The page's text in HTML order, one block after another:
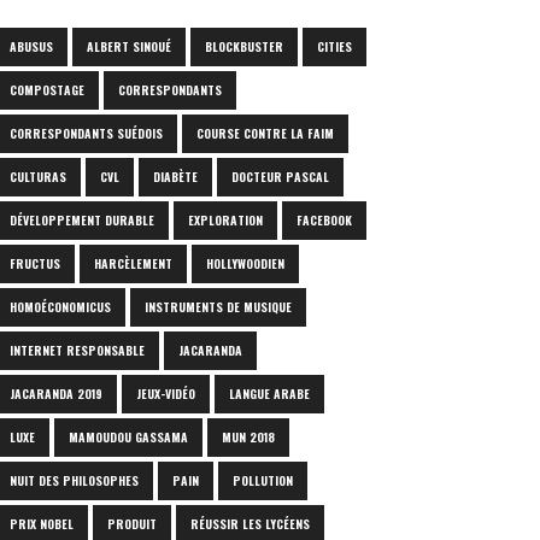
ABUSUS ALBERT SINOUÉ BLOCKBUSTER CITIES
COMPOSTAGE CORRESPONDANTS
CORRESPONDANTS SUÉDOIS COURSE CONTRE LA FAIM
CULTURAS CVL DIABÈTE DOCTEUR PASCAL
DÉVELOPPEMENT DURABLE EXPLORATION FACEBOOK
FRUCTUS HARCÈLEMENT HOLLYWOODIEN
HOMOÉCONOMICUS INSTRUMENTS DE MUSIQUE
INTERNET RESPONSABLE JACARANDA
JACARANDA 2019 JEUX-VIDÉO LANGUE ARABE
LUXE MAMOUDOU GASSAMA MUN 2018
NUIT DES PHILOSOPHES PAIN POLLUTION
PRIX NOBEL PRODUIT RÉUSSIR LES LYCÉENS